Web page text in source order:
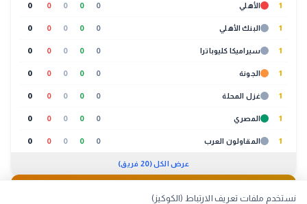
1 الأهلي 0
0
0
0
0
1 البنك الأهلي 0
0
0
0
0
1 سيراميكا كليوباترا 0
0
0
0
0
1 الجونة 0
0
0
0
0
1 غزل المحلة 0
0
0
0
0
1 المصري 0
0
0
0
0
1 المقاولون العرب 0
0
0
0
0
عرض الكل (20 فريق)
🐔
نستخدم ملفات تعريف الارتباط (الكوكيز)